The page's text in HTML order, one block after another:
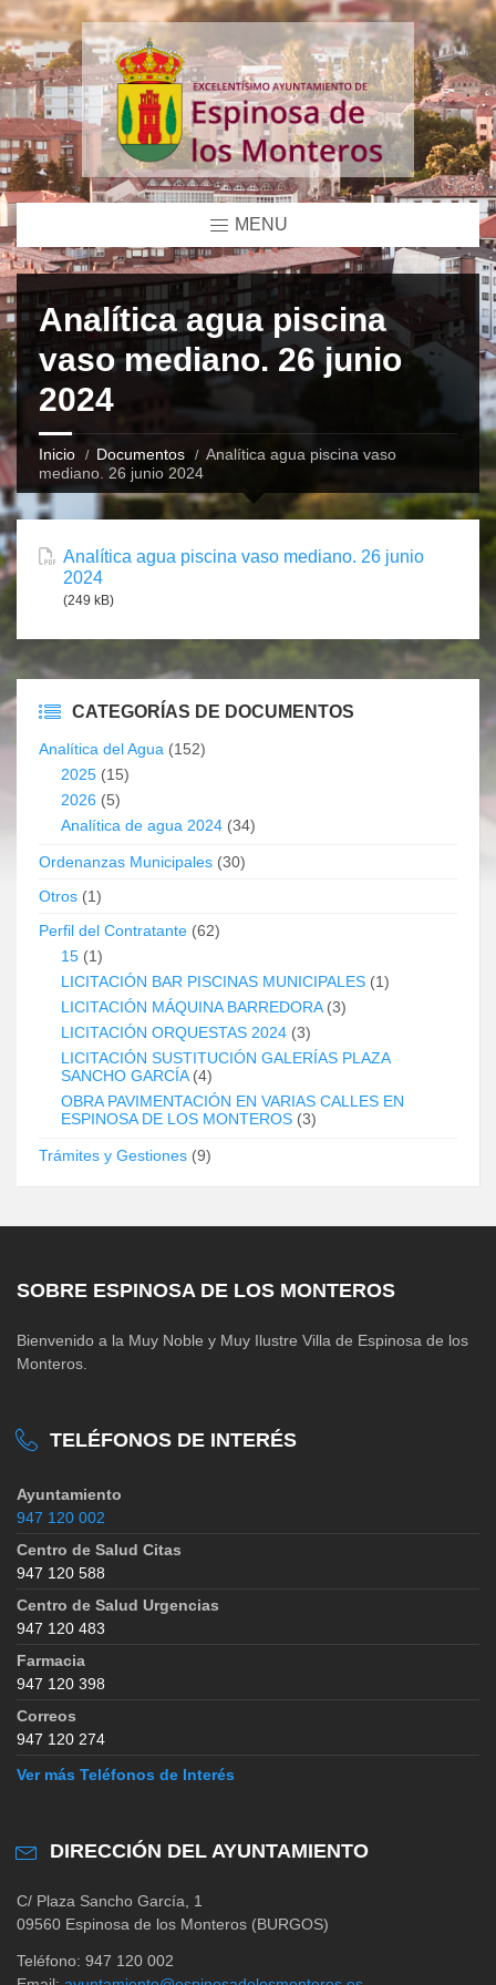
MENU
Analítica agua piscina
vaso mediano. 26 junio
2024
Inicio Documentos
Analítica agua piscina vaso
mediano. 26 junio 2024
Analítica agua piscina vaso mediano. 26 junio
2024
(249 kB)
CATEGORÍAS DE DOCUMENTOS
Analítica del Agua (152)
2025 (15)
2026 (5)
Analítica de agua 2024 (34)
Ordenanzas Municipales (30)
Otros (1)
Perfil del Contratante (62)
15 (1)
LICITACIÓN BAR PISCINAS MUNICIPALES (1)
LICITACIÓN MÁQUINA BARREDORA(3)
LICITACIÓN ORQUESTAS 2024 (3)
LICITACIÓN SUSTITUCIÓN GALERÍAS PLAZA
SANCHO GARCÍA(4)
OBRA PAVIMENTACIÓN EN VARIAS CALLES EN
ESPINOSA DE LOS MONTEROS (3)
Trámites y Gestiones (9)
SOBRE ESPINOSA DE LOS MONTEROS
Bienvenido a la Muy Noble y Muy Ilustre Villa de Espinosa de los
Monteros.
TELÉFONOS DE INTERÉS
Ayuntamiento
947 120 002
Centro de Salud Citas
947 120 588
Centro de Salud Urgencias
947 120 483
Farmacia
947 120 398
Correos
947 120 274
Ver más Teléfonos de Interés
DIRECCIÓN DEL AYUNTAMIENTO
C/ Plaza Sancho García, 1
09560 Espinosa de los Monteros (BURGOS)
Teléfono: 947 120 002